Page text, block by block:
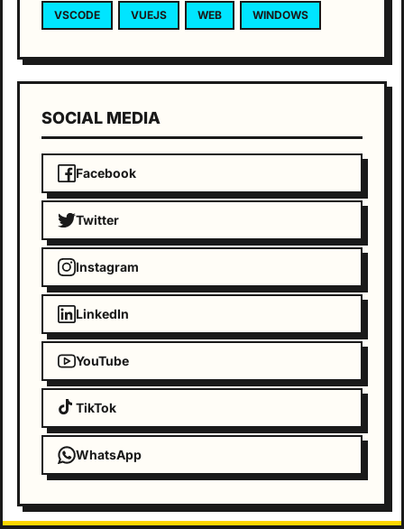
VSCODE VUEJS WEB WINDOWS
SOCIAL MEDIA
Facebook
Twitter
Instagram
LinkedIn
YouTube
TikTok
WhatsApp